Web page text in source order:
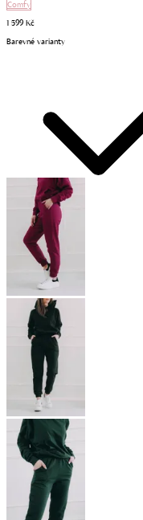
Comfy
1 599 Kč
Barevné varianty